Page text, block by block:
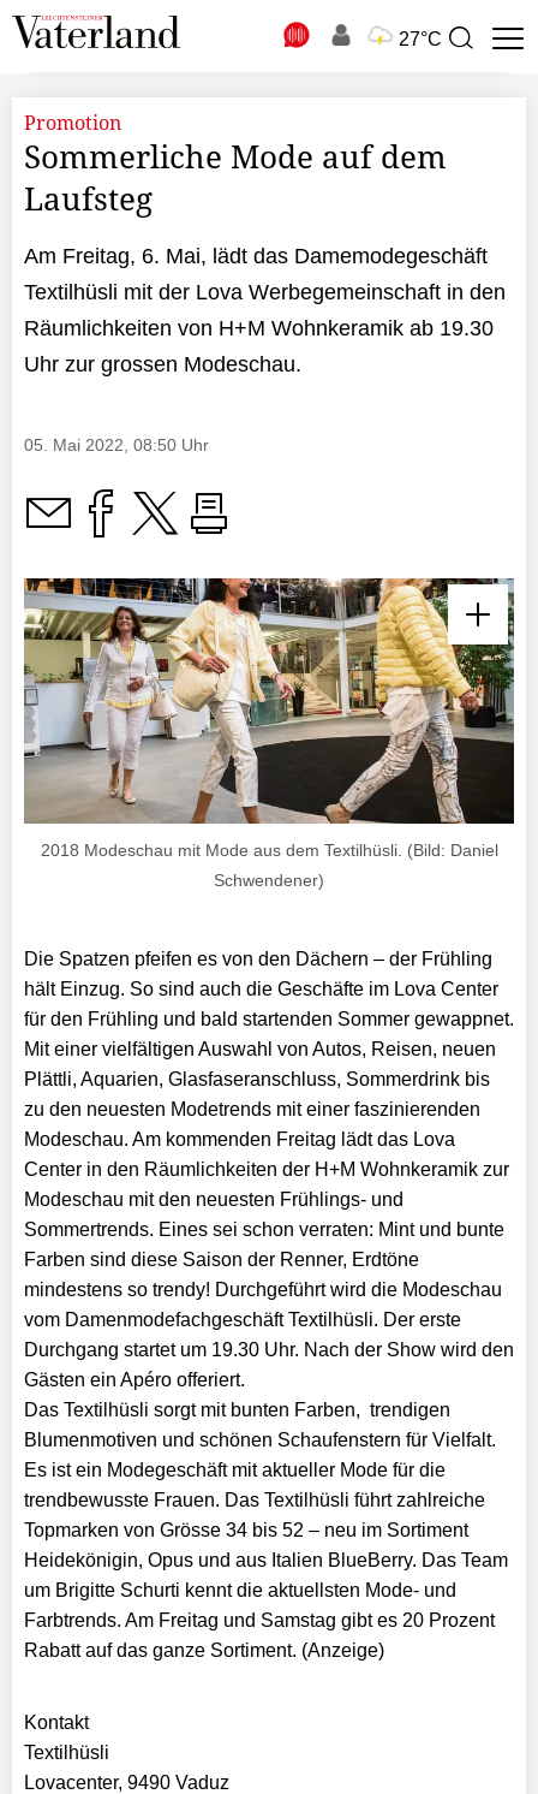
27°C
Suchbegriff
Promotion
Sommerliche Mode auf dem
Laufsteg
Am Freitag, 6. Mai, lädt das Damemodegeschäft
Textilhüsli mit der Lova Werbegemeinschaft in den
Räumlichkeiten von H+M Wohnkeramik ab 19.30
Uhr zur grossen Modeschau.
05. Mai 2022, 08:50 Uhr
2018 Modeschau mit Mode aus dem Textilhüsli. (Bild: Daniel
Schwendener)
Die Spatzen pfeifen es von den Dächern – der Frühling
hält Einzug. So sind auch die Geschäfte im Lova Center
für den Frühling und bald startenden Sommer gewappnet.
Mit einer vielfältigen Auswahl von Autos, Reisen, neuen
Plättli, Aquarien, Glasfaseranschluss, Sommerdrink bis
zu den neuesten Modetrends mit einer faszinierenden
Modeschau. Am kommenden Freitag lädt das Lova
Center in den Räumlichkeiten der H+M Wohnkeramik zur
Modeschau mit den neuesten Frühlings- und
Sommertrends. Eines sei schon verraten: Mint und bunte
Farben sind diese Saison der Renner, Erdtöne
mindestens so trendy! Durchgeführt wird die Modeschau
vom Damenmodefachgeschäft Textilhüsli. Der erste
Durchgang startet um 19.30 Uhr. Nach der Show wird den
Gästen ein Apéro offeriert.
Das Textilhüsli sorgt mit bunten Farben, trendigen
Blumenmotiven und schönen Schaufenstern für Vielfalt.
Es ist ein Modegeschäft mit aktueller Mode für die
trendbewusste Frauen. Das Textilhüsli führt zahlreiche
Topmarken von Grösse 34 bis 52 – neu im Sortiment
Heidekönigin, Opus und aus Italien BlueBerry. Das Team
um Brigitte Schurti kennt die aktuellsten Mode- und
Farbtrends. Am Freitag und Samstag gibt es 20 Prozent
Rabatt auf das ganze Sortiment. (Anzeige)
Kontakt
Textilhüsli
Lovacenter, 9490 Vaduz